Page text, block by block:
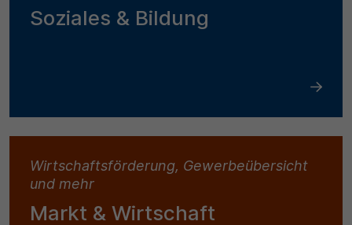
Soziales & Bildung
Wirtschaftsförderung, Gewerbeübersicht
und mehr
Markt & Wirtschaft